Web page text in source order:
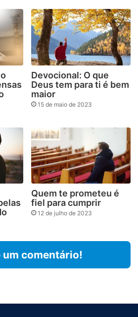
Devocional: O que
Deus tem para ti é bem
maior
15 de maio de 2023
Quem te prometeu é
fiel para cumprir
12 de julho de 2023
um comentário!